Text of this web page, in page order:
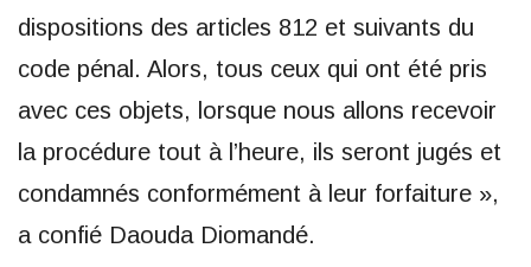
dispositions des articles 812 et suivants du
code pénal. Alors, tous ceux qui ont été pris
avec ces objets, lorsque nous allons recevoir
la procédure tout à l’heure, ils seront jugés et
condamnés conformément à leur forfaiture »,
a confié Daouda Diomandé.